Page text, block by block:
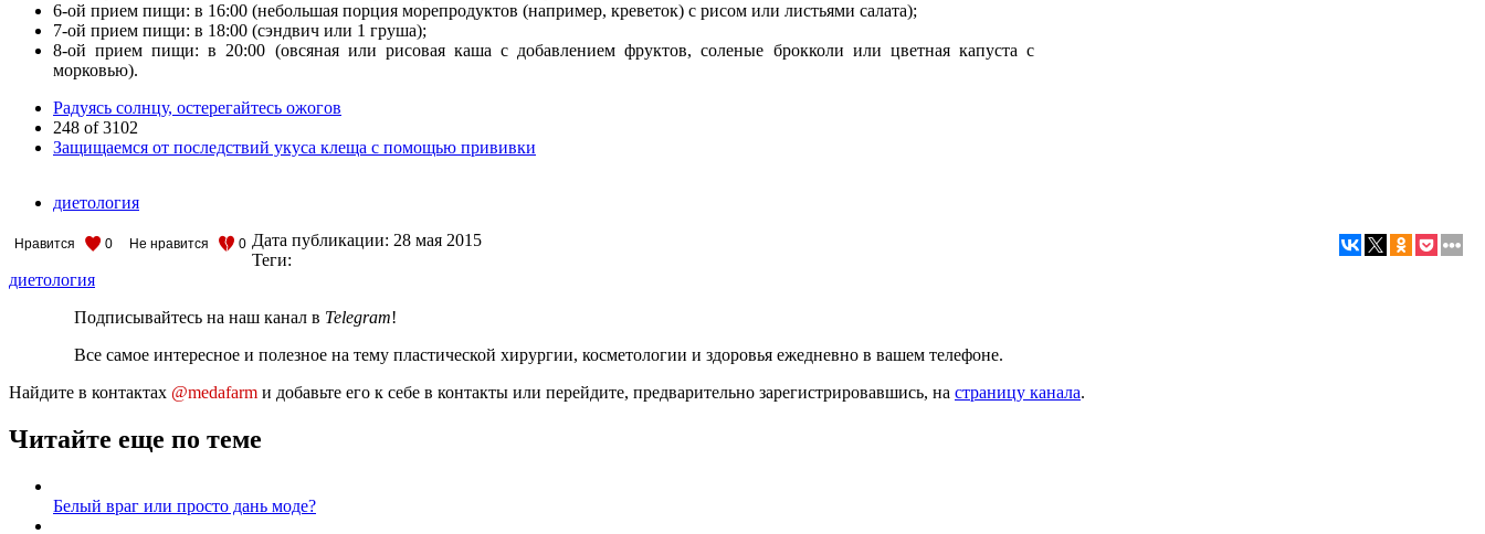
6-ой прием пищи: в 16:00 (небольшая порция морепродуктов (например, креветок) с рисом или листьями салата);
7-ой прием пищи: в 18:00 (сэндвич или 1 груша);
8-ой прием пищи: в 20:00 (овсяная или рисовая каша с добавлением фруктов, соленые брокколи или цветная капуста с
морковью).
Радуясь солнцу, остерегайтесь ожогов
248 of 3102
Защищаемся от последствий укуса клеща с помощью прививки
диетология
Нравится 0 Не нравится 0 Дата публикации: 28 мая 2015
Теги:
диетология
Подписывайтесь на наш канал в Telegram!
Все самое интересное и полезное на тему пластической хирургии, косметологии и здоровья ежедневно в вашем телефоне.
Найдите в контактах @medafarm и добавьте его к себе в контакты или перейдите, предварительно зарегистрировавшись, на страницу канала.
Читайте еще по теме
Белый враг или просто дань моде?